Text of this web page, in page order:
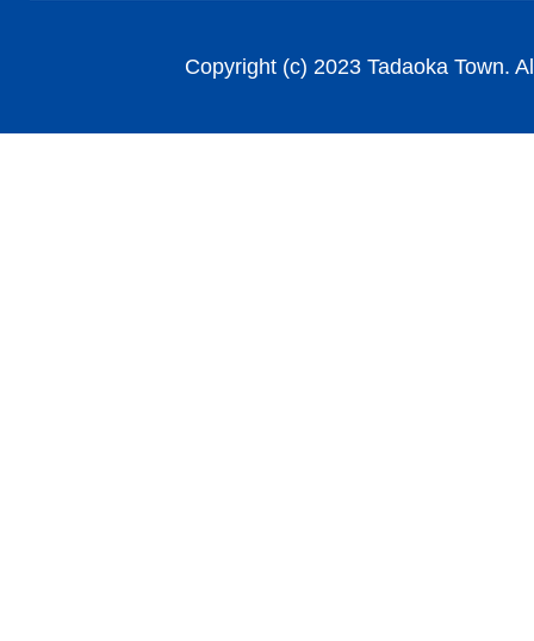
Copyright (c) 2023 Tadaoka Town.